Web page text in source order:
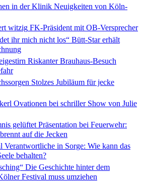
in der Klinik Neuigkeiten von Köln-
witzig FK-Präsident mit OB-Versprecher
ihr mich nicht los“ Bütt-Star erhält
Riskanter Brauhaus-Besuch
Stolzes Jubiläum für jecke
Ovationen bei schriller Show von Julie
gelüftet Präsentation bei Feuerwehr:
auf die Jecken
Verantwortliche in Sorge: Wie kann das
behalten?
Die Geschichte hinter dem
Festival muss umziehen